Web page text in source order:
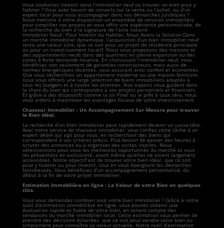
Vous souhaitez investir dans l’immobilier neuf ou trouver un bien pour y
habiter ? Vous avez besoin de conseils sur la vente ou l’achat, ou d’un
expert local pour vous accompagner dans vos démarches juridiques ?
Nous mettons à votre disposition un ensemble de services immobiliers
pour simplifier vos projets et vous offrir une expérience personnalisée, de
la recherche du bien à la signature de l’acte notarié.
Immobilier Neuf : Pour Investir ou Habiter, Nous Avons la Solution.Dans
un marché immobilier dynamique, l’acquisition d’un bien immobilier neuf
reste une valeur sûre, que ce soit pour un projet de résidence principale
ou pour un investissement locatif. Nous vous proposons des maisons et
des appartements neufs dans des quartiers en pleine expansion ou des
zones à forte demande locative. En choisissant l’immobilier neuf, vous
bénéficiez non seulement de garanties constructeurs, mais aussi de
normes énergétiques récentes, vous assurant ainsi confort et économies.
Que vous recherchiez un appartement moderne ou une maison familiale,
nous vous offrons une large sélection de biens immobiliers adaptés à
tous les budgets et à toutes les attentes. Nos experts vous guident dans
le choix du bien qui correspondra à vos projets personnels et financiers.
Et grâce à des dispositifs comme la loi Pinel ou le prêt à taux zéro, nous
vous aidons à maximiser les avantages fiscaux de votre investissement.
Chasseur Immobilier : Un Accompagnement Sur-Mesure pour trouver
le Bien idéal.
La recherche d’un bien immobilier peut rapidement devenir un casse-tête.
Avec notre service de chasseur immobilier, vous confiez cette tâche à un
expert dédié qui agit pour vous, en recherchant des biens qui
correspondent à vos critères précis. Plus besoin de passer des heures à
scruter des annonces ou à organiser des visites inutiles. Nous
sélectionnons pour vous les meilleures opportunités du marché et vous
les présentons en exclusivité, avant même qu’elles ne soient largement
accessibles. Notre objectif est de trouver votre bien idéal, que ce soit
pour y habiter ou pour investir, tout en vous épargnant les démarches
fastidieuses. Vous bénéficiez d’un accompagnement personnalisé, du
début à la fin de votre projet immobilier.
Estimation Immobilière en ligne : La Valeur de votre Bien en quelques
clics.
Vous vous demandez combien vaut votre bien immobilier ? Grâce à notre
outil d’estimation immobilière en ligne, vous pouvez obtenir une
évaluation rapide et fiable de votre bien, en tenant compte des
tendances du marché immobilier local. Cette estimation vous permet de
prendre des décisions éclairées, que ce soit pour vendre votre bien ou
simplement pour connaître sa valeur actuelle. Notre outil d’estimation